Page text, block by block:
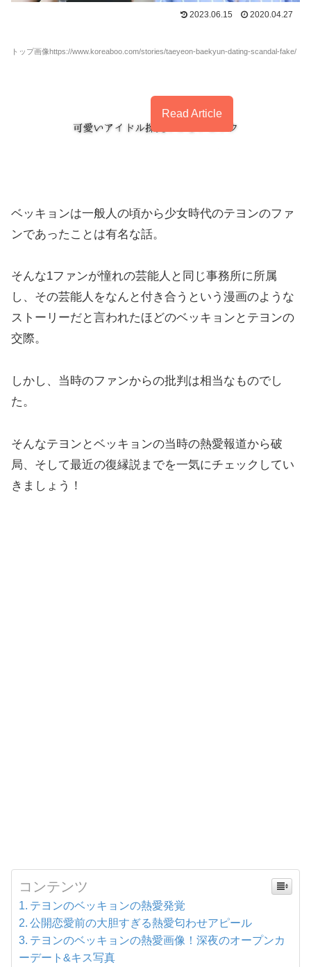
2023.06.15 2020.04.27
トップ画像https://www.koreaboo.com/stories/taeyeon-baekyun-dating-scandal-fake/
Read Article
ベッキョンは一般人の頃から少女時代のテヨンのファ
ンであったことは有名な話。
そんな1ファンが憧れの芸能人と同じ事務所に所属
し、その芸能人をなんと付き合うという漫画のような
ストーリーだと言われたほどのベッキョンとテヨンの
交際。
しかし、当時のファンからの批判は相当なものでし
た。
そんなテヨンとベッキョンの当時の熱愛報道から破
局、そして最近の復縁説までを一気にチェックしてい
きましょう！
コンテンツ
テヨンのベッキョンの熱愛発覚
公開恋愛前の大胆すぎる熱愛匂わせアピール
テヨンのベッキョンの熱愛画像！深夜のオープンカ
ーデート&キス写真